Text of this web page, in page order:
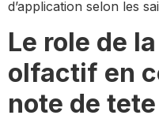
d’application selon les
Le role de
olfactif en
note de